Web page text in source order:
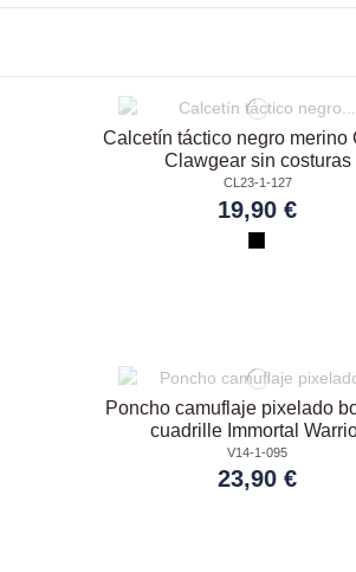
Calcetín táctico negro merino
Clawgear sin costuras
CL23-1-127
19,90 €
Poncho camuflaje pixelado
cuadrille Immortal
V14-1-095
23,90 €